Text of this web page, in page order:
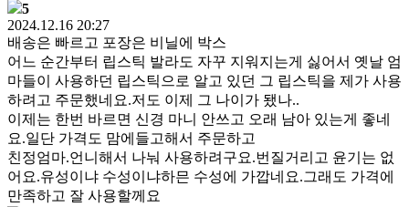
5
2024.12.16 20:27
배송은 빠르고 포장은 비닐에 박스
어느 순간부터 립스틱 발라도 자꾸 지워지는게 싫어서 옛날 엄
마들이 사용하던 립스틱으로 알고 있던 그 립스틱을 제가 사용
하려고 주문했네요.저도 이제 그 나이가 됐나..
이제는 한번 바르면 신경 마니 안쓰고 오래 남아 있는게 좋네
요.일단 가격도 맘에들고해서 주문하고
친정엄마.언니해서 나눠 사용하려구요.번질거리고 윤기는 없
어요.유성이냐 수성이냐하믄 수성에 가깝네요.그래도 가격에
만족하고 잘 사용할께요